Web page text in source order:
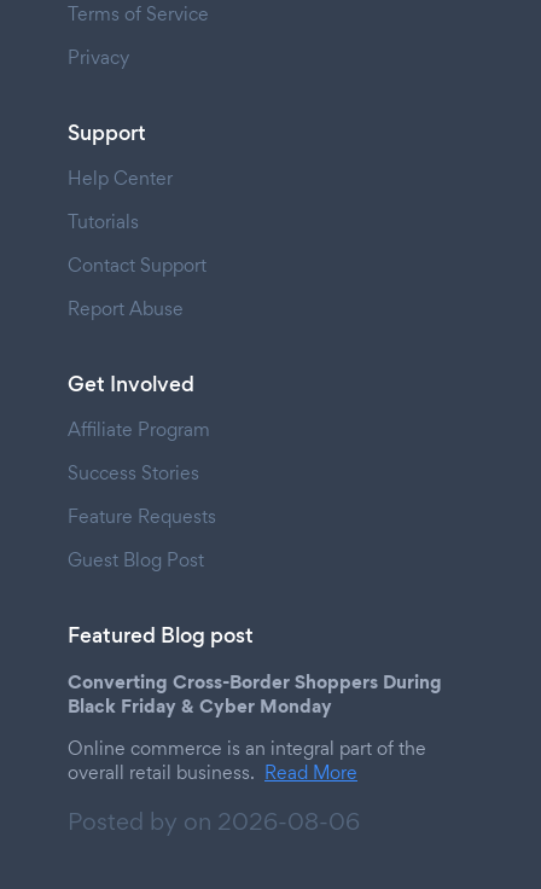
Terms of Service
Privacy
Support
Help Center
Tutorials
Contact Support
Report Abuse
Get Involved
Affiliate Program
Success Stories
Feature Requests
Guest Blog Post
Featured Blog post
Converting Cross-Border Shoppers During
Black Friday & Cyber Monday
Online commerce is an integral part of the
overall retail business. Read More
Posted by on 2026-08-06